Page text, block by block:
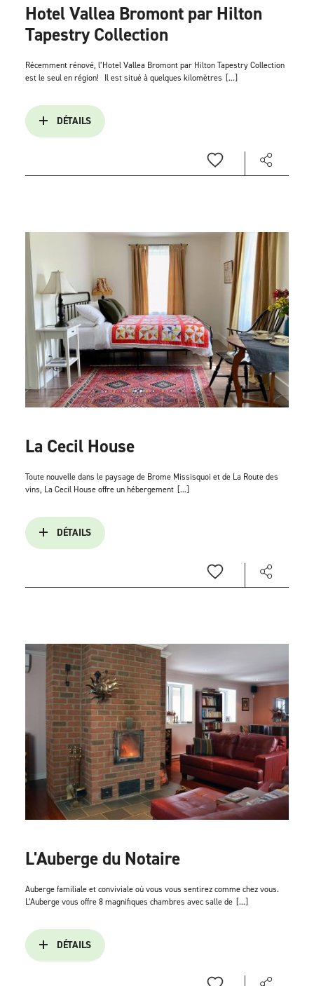
Hotel Vallea Bromont par Hilton
Tapestry Collection
Récemment rénové, l’Hotel Vallea Bromont par Hilton Tapestry Collection
est le seul en région!
Il est situé à quelques kilomètres [...]
DÉTAILS
La Cecil House
Toute nouvelle dans le paysage de Brome Missisquoi et de La Route des
vins, La Cecil House offre un hébergement [...]
DÉTAILS
L'Auberge du Notaire
Auberge familiale et conviviale où vous vous sentirez comme chez vous.
L’Auberge vous offre 8 magnifiques chambres avec salle de [...]
DÉTAILS